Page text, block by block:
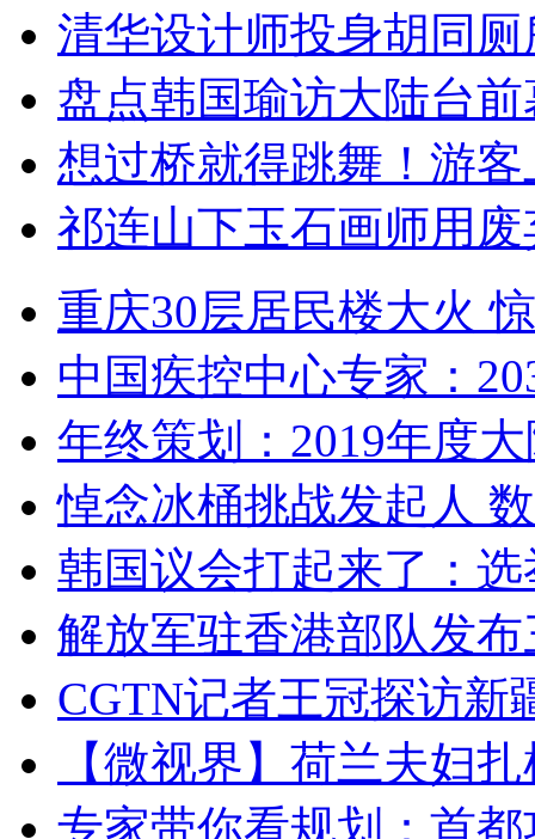
清华设计师投身胡同
盘点韩国瑜访大陆台
想过桥就得跳舞！游客
祁连山下玉石画师用
重庆30层居民楼大火
中国疾控中心专家：
年终策划：2019年度
悼念冰桶挑战发起人
韩国议会打起来了：
解放军驻香港部队发
CGTN记者王冠探访新
【微视界】荷兰夫妇
专家带你看规划：首